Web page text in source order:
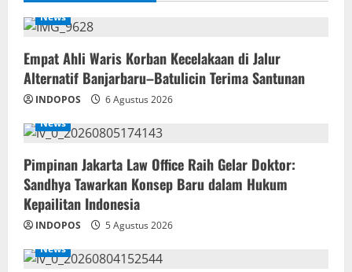
News
Empat Ahli Waris Korban Kecelakaan di Jalur
Alternatif Banjarbaru–Batulicin Terima Santunan
INDOPOS
6 Agustus 2026
News
Pimpinan Jakarta Law Office Raih Gelar Doktor:
Sandhya Tawarkan Konsep Baru dalam Hukum
Kepailitan Indonesia
INDOPOS
5 Agustus 2026
News